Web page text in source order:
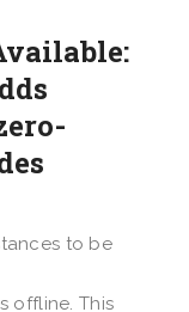
to be
offline. This